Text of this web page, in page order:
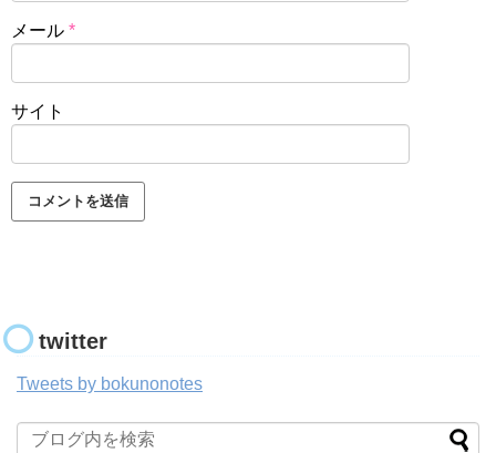
メール *
サイト
twitter
Tweets by bokunonotes